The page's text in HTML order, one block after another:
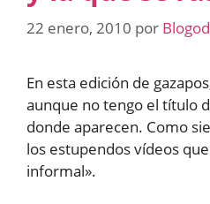
22 enero, 2010 por
En esta edición de
aunque no tengo el título
donde aparecen. Como
los estupendos vídeos
informal».